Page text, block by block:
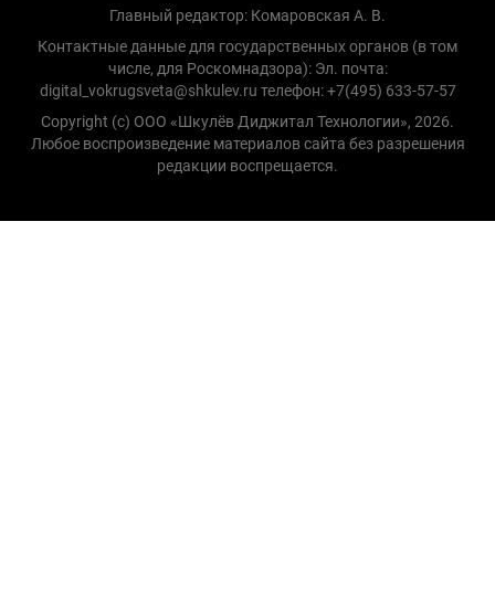
Главный редактор: Комаровская А. В.
Контактные данные для государственных органов (в том
числе, для Роскомнадзора): Эл. почта:
digital_vokrugsveta@shkulev.ru телефон: +7(495) 633-57-57
Copyright (с) ООО «Шкулёв Диджитал Технологии», 2026.
Любое воспроизведение материалов сайта без разрешения
редакции воспрещается.